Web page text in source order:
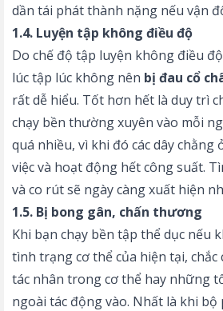
dần tái phát thành nặng nếu vận
1.4. Luyện tập không điều độ
Do chế độ tập luyện không điều
lúc tập lúc không nên bị đau cổ
rất dễ hiểu. Tốt hơn hết là duy trì
chạy bền thường xuyên vào mỗi
quá nhiều, vì khi đó các dây chằng
việc và hoạt động hết công suất.
và co rút sẽ ngày càng xuất hiện
1.5. Bị bong gân, chấn thương
Khi bạn chạy bền tập thể dục nếu
tình trạng cơ thể của hiện tại, chắc
tác nhân trong cơ thể hay những
ngoài tác động vào. Nhất là khi bộ